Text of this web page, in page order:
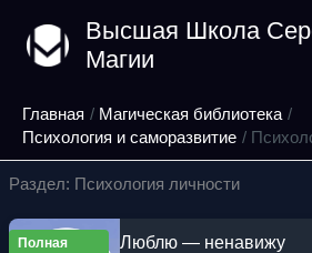
содержимому
Высшая Школа
Магии
Главная
Магическая библиотека
Психология и саморазвитие
Раздел: Психология личности
Полная
Люблю — ненавижу